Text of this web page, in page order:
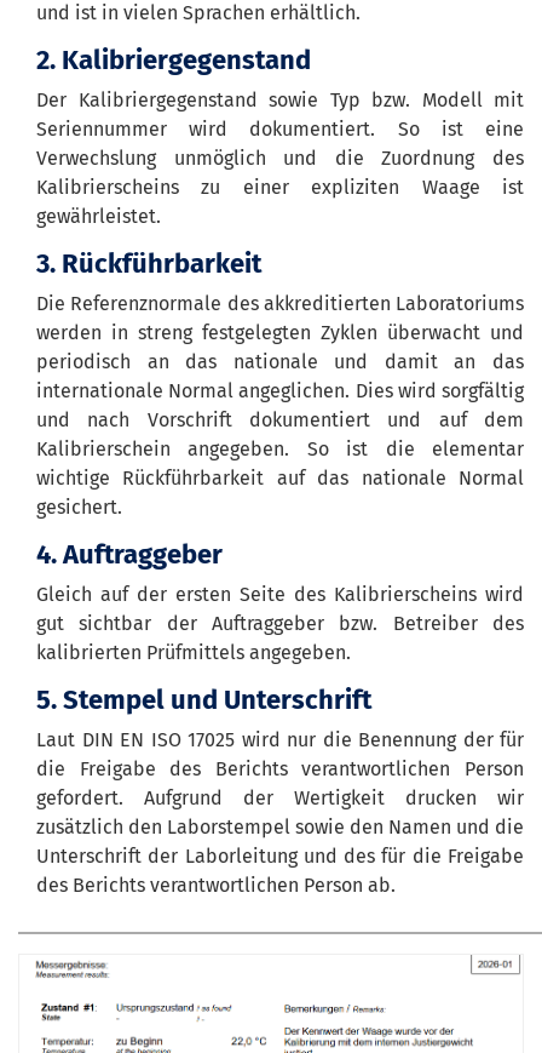
und ist in vielen Sprachen erhältlich.
2. Kalibriergegenstand
Der Kalibriergegenstand sowie Typ bzw. Modell mit
Seriennummer wird dokumentiert. So ist eine
Verwechslung unmöglich und die Zuordnung des
Kalibrierscheins zu einer expliziten Waage ist
gewährleistet.
3. Rückführbarkeit
Die Referenznormale des akkreditierten Laboratoriums
werden in streng festgelegten Zyklen überwacht und
periodisch an das nationale und damit an das
internationale Normal angeglichen. Dies wird sorgfältig
und nach Vorschrift dokumentiert und auf dem
Kalibrierschein angegeben. So ist die elementar
wichtige Rückführbarkeit auf das nationale Normal
gesichert.
4. Auftraggeber
Gleich auf der ersten Seite des Kalibrierscheins wird
gut sichtbar der Auftraggeber bzw. Betreiber des
kalibrierten Prüfmittels angegeben.
5. Stempel und Unterschrift
Laut DIN EN ISO 17025 wird nur die Benennung der für
die Freigabe des Berichts verantwortlichen Person
gefordert. Aufgrund der Wertigkeit drucken wir
zusätzlich den Laborstempel sowie den Namen und die
Unterschrift der Laborleitung und des für die Freigabe
des Berichts verantwortlichen Person ab.